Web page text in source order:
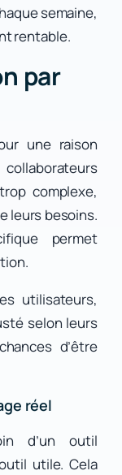
semaine,
rentable.
par
une raison
complexe,
leurs besoins.
permet
utilisateurs,
selon leurs
d’être
réel
d’un outil
utile. Cela